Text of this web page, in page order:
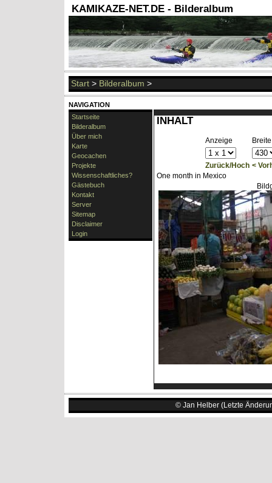
KAMIKAZE-NET.DE - Bilderalbum
Start > Bilderalbum >
NAVIGATION
Startseite
Bilderalbum
Über mich
Karte
Geocachen
Projekte
Wissenschaftliches?
Gästebuch
Kontakt
Server
Sitemap
Disclaimer
Login
INHALT
Anzeige Breite
Zurück/Hoch <
One month in Mexico
© Jan Helber (Letzte